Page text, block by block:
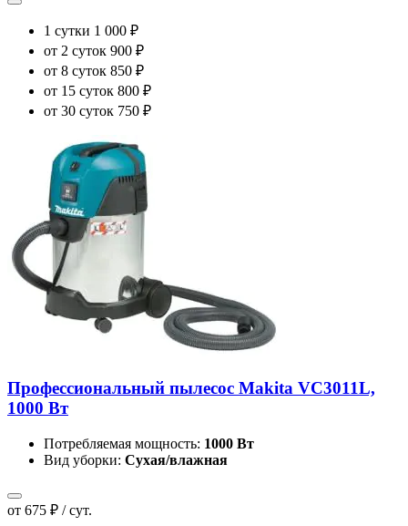
1 сутки 1 000 ₽
от 2 суток 900 ₽
от 8 суток 850 ₽
от 15 суток 800 ₽
от 30 суток 750 ₽
Профессиональный пылесос Makita VC3011L,
1000 Вт
Потребляемая мощность: 1000 Вт
Вид уборки: Сухая/влажная
от 675 ₽ / сут.